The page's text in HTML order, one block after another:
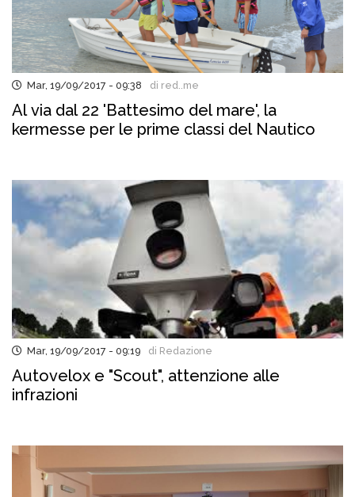
Mar, 19/09/2017 - 09:38 di red..me
Al via dal 22 'Battesimo del mare', la
kermesse per le prime classi del Nautico
Mar, 19/09/2017 - 09:19 di Redazione
Autovelox e "Scout", attenzione alle
infrazioni